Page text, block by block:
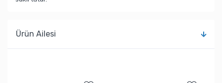
Ürün Ailesi